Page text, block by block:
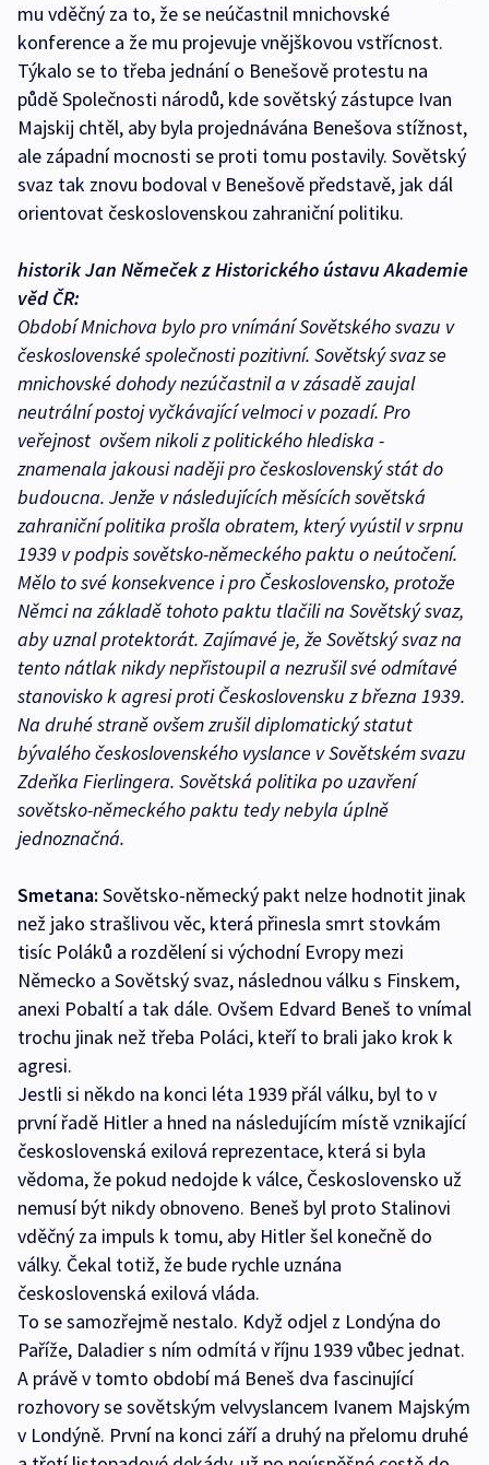
mu vděčný za to, že se neúčastnil mnichovské
konference a že mu projevuje vnějškovou vstřícnost.
Týkalo se to třeba jednání o Benešově protestu na
půdě Společnosti národů, kde sovětský zástupce Ivan
Majskij chtěl, aby byla projednávána Benešova stížnost,
ale západní mocnosti se proti tomu postavily. Sovětský
svaz tak znovu bodoval v Benešově představě, jak dál
orientovat československou zahraniční politiku.
historik Jan Němeček z Historického ústavu Akademie
věd ČR:
Období Mnichova bylo pro vnímání Sovětského svazu v
československé společnosti pozitivní. Sovětský svaz se
mnichovské dohody nezúčastnil a v zásadě zaujal
neutrální postoj vyčkávající velmoci v pozadí. Pro
veřejnost ­ ovšem nikoli z politického hlediska ­
znamenala jakousi naději pro československý stát do
budoucna. Jenže v následujících měsících sovětská
zahraniční politika prošla obratem, který vyústil v srpnu
1939 v podpis sovětsko-německého paktu o neútočení.
Mělo to své konsekvence i pro Československo, protože
Němci na základě tohoto paktu tlačili na Sovětský svaz,
aby uznal protektorát. Zajímavé je, že Sovětský svaz na
tento nátlak nikdy nepřistoupil a nezrušil své odmítavé
stanovisko k agresi proti Československu z března 1939.
Na druhé straně ovšem zrušil diplomatický statut
bývalého československého vyslance v Sovětském svazu
Zdeňka Fierlingera. Sovětská politika po uzavření
sovětsko-německého paktu tedy nebyla úplně
jednoznačná.
Smetana: Sovětsko-německý pakt nelze hodnotit jinak
než jako strašlivou věc, která přinesla smrt stovkám
tisíc Poláků a rozdělení si východní Evropy mezi
Německo a Sovětský svaz, následnou válku s Finskem,
anexi Pobaltí a tak dále. Ovšem Edvard Beneš to vnímal
trochu jinak než třeba Poláci, kteří to brali jako krok k
agresi.
Jestli si někdo na konci léta 1939 přál válku, byl to v
první řadě Hitler a hned na následujícím místě vznikající
československá exilová reprezentace, která si byla
vědoma, že pokud nedojde k válce, Československo už
nemusí být nikdy obnoveno. Beneš byl proto Stalinovi
vděčný za impuls k tomu, aby Hitler šel konečně do
války. Čekal totiž, že bude rychle uznána
československá exilová vláda.
To se samozřejmě nestalo. Když odjel z Londýna do
Paříže, Daladier s ním odmítá v říjnu 1939 vůbec jednat.
A právě v tomto období má Beneš dva fascinující
rozhovory se sovětským velvyslancem Ivanem Majským
v Londýně. První na konci září a druhý na přelomu druhé